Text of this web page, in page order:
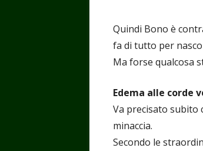
Quindi Bono è
fa di tutto per
Ma forse qualcosa
Edema alle corde
Va precisato subito
minaccia.
Secondo le